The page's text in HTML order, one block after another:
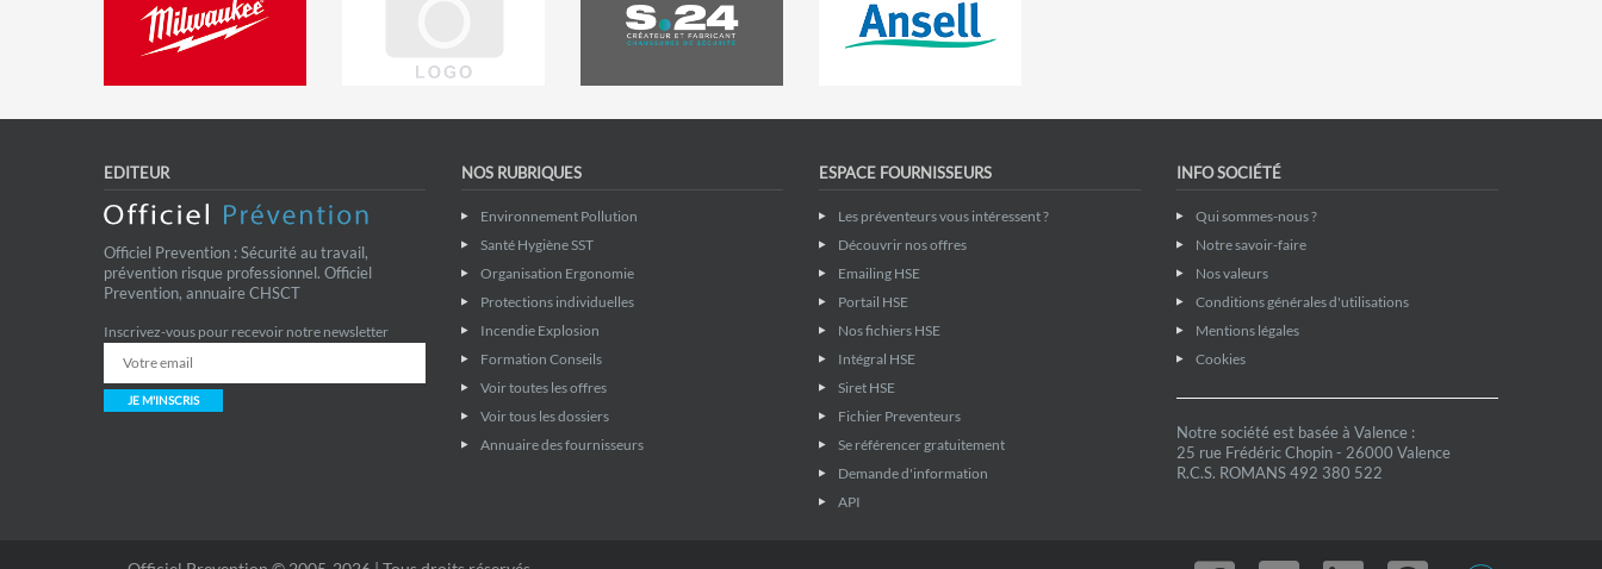
EDITEUR
Officiel Prevention : Sécurité au travail,
prévention risque professionnel. Officiel
Prevention, annuaire CHSCT
Inscrivez-vous pour recevoir notre newsletter
JE M'INSCRIS
NOS RUBRIQUES
Environnement Pollution
Santé Hygiène SST
Organisation Ergonomie
Protections individuelles
Incendie Explosion
Formation Conseils
Voir toutes les offres
Voir tous les dossiers
Annuaire des fournisseurs
ESPACE FOURNISSEURS
Les préventeurs vous intéressent ?
Découvrir nos offres
Emailing HSE
Portail HSE
Nos fichiers HSE
Intégral HSE
Siret HSE
Fichier Preventeurs
Se référencer gratuitement
Demande d'information
API
INFO SOCIÉTÉ
Qui sommes-nous ?
Notre savoir-faire
Nos valeurs
Conditions générales d'utilisations
Mentions légales
Cookies
Notre société est basée à Valence :
25 rue Frédéric Chopin - 26000 Valence
R.C.S. ROMANS 492 380 522